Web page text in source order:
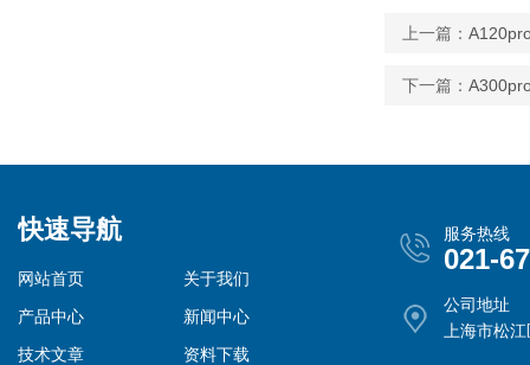
上一篇：
下一篇：
快速导航
网站首页
关于我们
产品中心
新闻中心
技术文章
资料下载
服务热线
021-
公司地址
上海市松